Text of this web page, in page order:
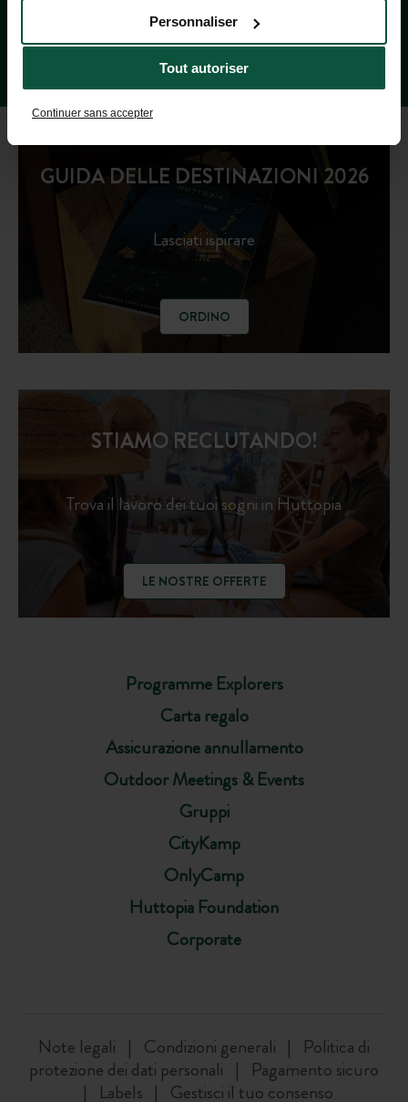
Tout autoriser
Personnaliser
Continuer sans accepter
GUIDA DELLE DESTINAZIONI 2026
Lasciati ispirare
ORDINO
Programme Explorers
Carta regalo
Assicurazione annullamento
Outdoor Meetings & Events
Gruppi
CityKamp
OnlyCamp
Huttopia Foundation
Corporate
STIAMO RECLUTANDO!
Trova il lavoro dei tuoi sogni in Huttopia
LE NOSTRE OFFERTE
Note legali Condizioni generali
Politica di
protezione dei dati personali
Pagamento sicuro
Labels
Gestisci il tuo consenso